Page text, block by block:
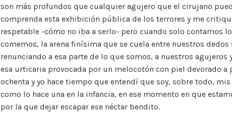
son más profundos que cualquier agujero que el cirujano
comprenda esta exhibición pública de los terrores y me
respetable -cómo no iba a serlo- pero cuando solo contamos
comemos, la arena finísima que se cuela entre nuestros
renunciando a esa parte de lo que somos, a nuestros
esa urticaria provocada por un melocotón con piel devorado a
ochenta y yo hace tiempo que entendí que soy, sobre todo,
como lo hace una en la infancia, en ese momento en que
por la que dejar escapar ese néctar bendito.